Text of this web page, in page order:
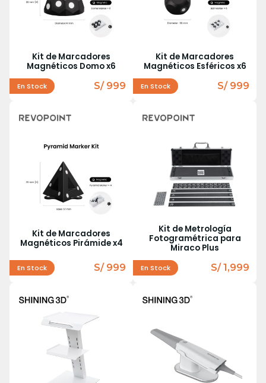
Kit de Marcadores
Magnéticos Domo x6
En Stock S/ 999
Kit de Marcadores
Magnéticos Esféricos x6
En Stock S/ 999
Kit de Marcadores
Magnéticos Pirámide x4
En Stock S/ 999
Kit de Metrología
Fotogramétrica para
Miraco Plus
En Stock S/ 1,999